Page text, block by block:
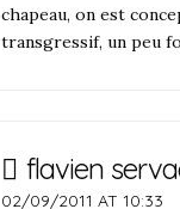
chapeau, on est
transgressif, un peu
flavien
02/09/2011 AT 10:33